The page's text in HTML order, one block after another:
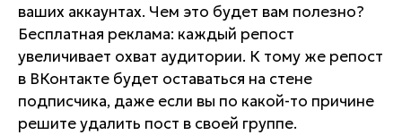
ваших аккаунтах. Чем это будет вам полезно?
Бесплатная реклама: каждый репост
увеличивает охват аудитории. К тому же репост
в ВКонтакте будет оставаться на стене
подписчика, даже если вы по какой-то причине
решите удалить пост в своей группе.